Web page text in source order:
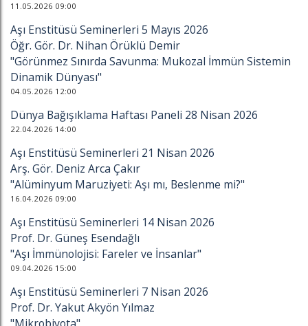
11.05.2026 09:00
Aşı Enstitüsü Seminerleri 5 Mayıs 2026
Öğr. Gör. Dr. Nihan Örüklü Demir
"Görünmez Sınırda Savunma: Mukozal İmmün Sistemin
Dinamik Dünyası"
04.05.2026 12:00
Dünya Bağışıklama Haftası Paneli 28 Nisan 2026
22.04.2026 14:00
Aşı Enstitüsü Seminerleri 21 Nisan 2026
Arş. Gör. Deniz Arca Çakır
"Alüminyum Maruziyeti: Aşı mı, Beslenme mi?"
16.04.2026 09:00
Aşı Enstitüsü Seminerleri 14 Nisan 2026
Prof. Dr. Güneş Esendağlı
"Aşı İmmünolojisi: Fareler ve İnsanlar"
09.04.2026 15:00
Aşı Enstitüsü Seminerleri 7 Nisan 2026
Prof. Dr. Yakut Akyön Yılmaz